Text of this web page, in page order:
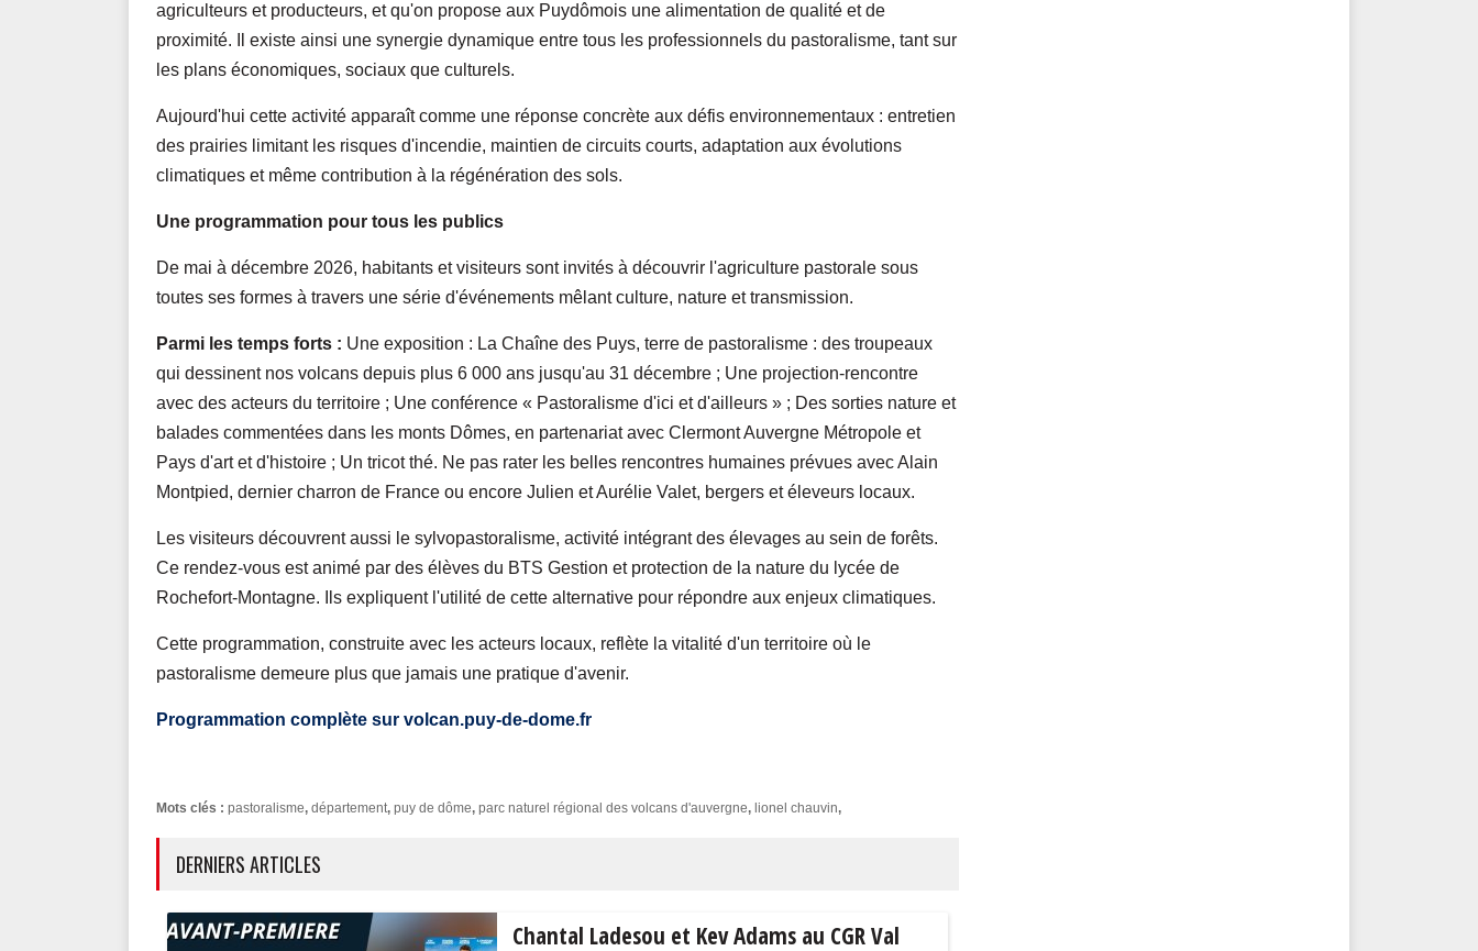
agriculteurs et producteurs, et qu'on propose aux Puydômois une alimentation de qualité et de
proximité. Il existe ainsi une synergie dynamique entre tous les professionnels du pastoralisme, tant sur
les plans économiques, sociaux que culturels.
Aujourd'hui cette activité apparaît comme une réponse concrète aux défis environnementaux : entretien
des prairies limitant les risques d'incendie, maintien de circuits courts, adaptation aux évolutions
climatiques et même contribution à la régénération des sols.
Une programmation pour tous les publics
De mai à décembre 2026, habitants et visiteurs sont invités à découvrir l'agriculture pastorale sous
toutes ses formes à travers une série d'événements mêlant culture, nature et transmission.
Parmi les temps forts : Une exposition : La Chaîne des Puys, terre de pastoralisme : des troupeaux
qui dessinent nos volcans depuis plus 6 000 ans jusqu'au 31 décembre ; Une projection-rencontre
avec des acteurs du territoire ; Une conférence « Pastoralisme d'ici et d'ailleurs » ; Des sorties nature et
balades commentées dans les monts Dômes, en partenariat avec Clermont Auvergne Métropole et
Pays d'art et d'histoire ; Un tricot thé. Ne pas rater les belles rencontres humaines prévues avec Alain
Montpied, dernier charron de France ou encore Julien et Aurélie Valet, bergers et éleveurs locaux.
Les visiteurs découvrent aussi le sylvopastoralisme, activité intégrant des élevages au sein de forêts.
Ce rendez-vous est animé par des élèves du BTS Gestion et protection de la nature du lycée de
Rochefort-Montagne. Ils expliquent l'utilité de cette alternative pour répondre aux enjeux climatiques.
Cette programmation, construite avec les acteurs locaux, reflète la vitalité d'un territoire où le
pastoralisme demeure plus que jamais une pratique d'avenir.
Programmation complète sur volcan.puy-de-dome.fr
Mots clés : pastoralisme, département, puy de dôme, parc naturel régional des volcans d'auvergne, lionel chauvin,
DERNIERS ARTICLES
Chantal Ladesou et Kev Adams au CGR Val